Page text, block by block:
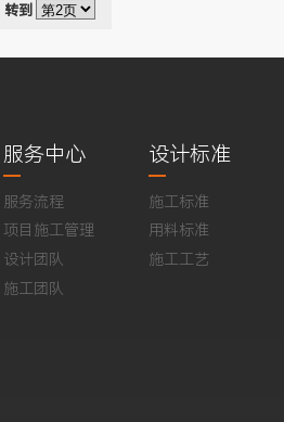
转到
服务中心
服务流程
项目施工管理
设计团队
施工团队
设计标准
施工标准
用料标准
施工工艺